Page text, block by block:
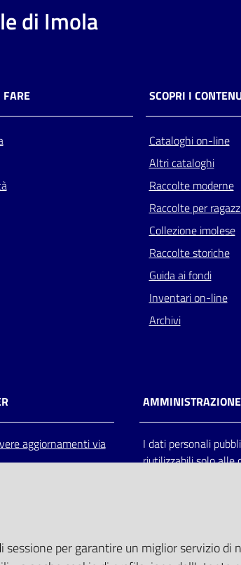
di Imola
FARE SCOPRI I
Cataloghi on-line
Altri cataloghi
Raccolte moderne
Raccolte per
Collezione imolese
Raccolte storiche
Guida ai fondi
Inventari on-line
Archivi
aggiornamenti via
I dati personali
riutilizzabili solo alle
per garantire un miglior servizio